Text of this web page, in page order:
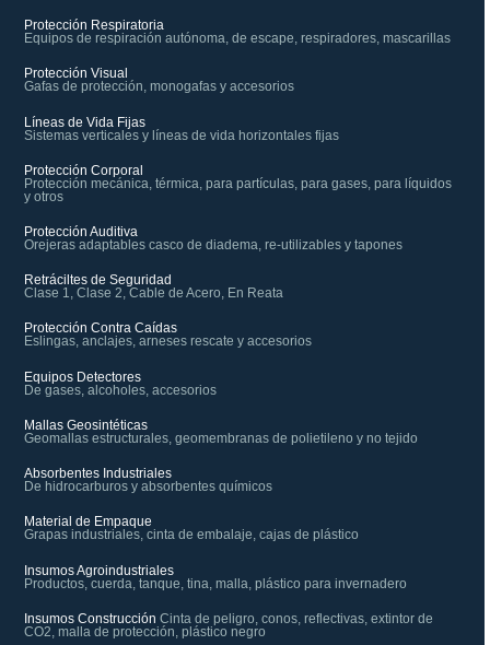
Protección Respiratoria
Equipos de respiración autónoma, de escape, respiradores, mascarillas
Protección Visual
Gafas de protección, monogafas y accesorios
Líneas de Vida Fijas
Sistemas verticales y líneas de vida horizontales fijas
Protección Corporal
Protección mecánica, térmica, para partículas, para gases, para líquidos
y otros
Protección Auditiva
Orejeras adaptables casco de diadema, re-utilizables y tapones
Retráciltes de Seguridad
Clase 1, Clase 2, Cable de Acero, En Reata
Protección Contra Caídas
Eslingas, anclajes, arneses rescate y accesorios
Equipos Detectores
De gases, alcoholes, accesorios
Mallas Geosintéticas
Geomallas estructurales, geomembranas de polietileno y no tejido
Absorbentes Industriales
De hidrocarburos y absorbentes químicos
Material de Empaque
Grapas industriales, cinta de embalaje, cajas de plástico
Insumos Agroindustriales
Productos, cuerda, tanque, tina, malla, plástico para invernadero
Insumos Construcción Cinta de peligro, conos, reflectivas, extintor de
CO2, malla de protección, plástico negro